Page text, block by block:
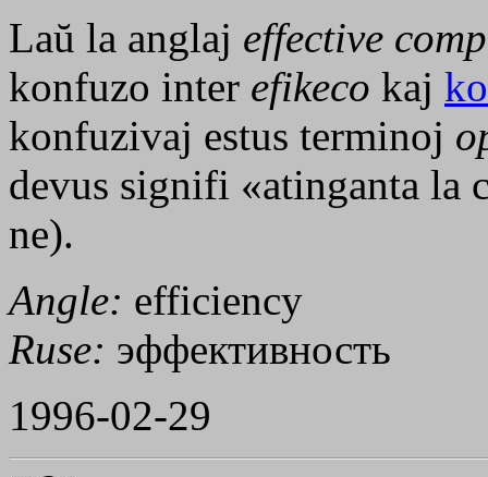
Laŭ la anglaj effective
konfuzo inter efikeco kaj
konfuzivaj estus terminoj
devus signifi «atinganta la
ne).
Angle: efficiency
Ruse: эффективность
1996-02-29